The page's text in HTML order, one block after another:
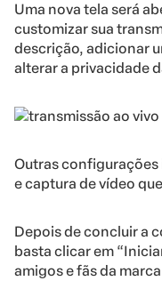
Uma nova tela será
customizar sua
descrição, adicionar
alterar a privacidade
Outras configurações
e captura de vídeo
Depois de concluir a
basta clicar em
amigos e fãs da